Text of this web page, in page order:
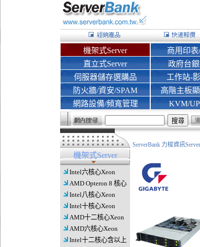
機架式Server
直立式Server
伺服器儲存選購品
防火牆/資安/SPAM
網路設備/頻寬管理
商用印
政府台
工作站-
高階主板
KVM/
機架式Server
Intel六核心Xeon
AMD Opteron 8 核心
Intel八核心Xeon
Intel十核心Xeon
AMD十二核心Xeon
AMD六核心Xeon
Intel十二核心含以上
ServerBank 力梭資訊